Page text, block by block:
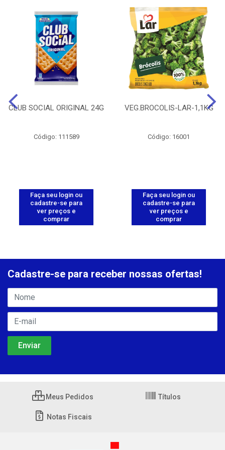
CLUB SOCIAL ORIGINAL 24G
Código: 111589
Faça seu login ou
cadastre-se para
ver preços e
comprar
VEG.BROCOLIS-LAR-1,1KG
Código: 16001
Faça seu login ou
cadastre-se para
ver preços e
comprar
Cadastre-se para receber nossas ofertas!
Meus Pedidos Títulos
Notas Fiscais